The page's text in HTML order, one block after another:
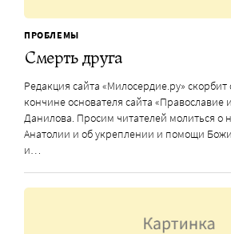
ПРОБЛЕМЫ
Смерть друга
Редакция сайта «Милосердие.ру»
кончине основателя сайта «Православие
Данилова. Просим читателей молиться о
Анатолии и об укреплении и помощи
и…